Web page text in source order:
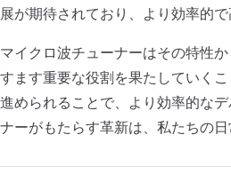
が期待されており、より効率的
イクロ波チューナーはその特性
ます重要な役割を果たしていく
められることで、より効率的な
ーがもたらす革新は、私たちの